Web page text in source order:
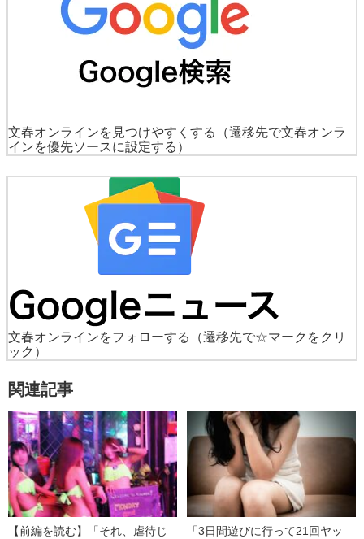
文春オンラインを見つけやすくする
（遷移先で文春オンラ
インを優先ソースに設定する）
文春オンラインをフォローする
（遷移先で☆マークをクリ
ック）
関連記事
【前編を読む】「それ、虐待じ
「3日間遊びに行って21回ヤッ